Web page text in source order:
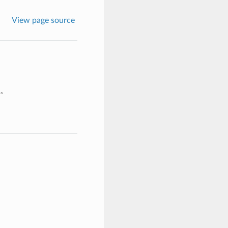
View page source